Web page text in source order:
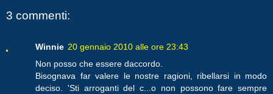
3 commenti:
Winnie 20 gennaio 2010 alle ore 23:43
Non posso che essere daccordo.
Bisognava far valere le nostre ragioni, ribellarsi in modo
deciso. 'Sti arroganti del c...o non possono fare sempre